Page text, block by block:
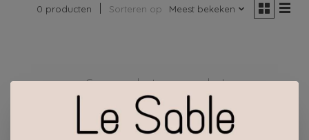
0 producten Sorteren op Meest bekeken
Geen producten gevonden!